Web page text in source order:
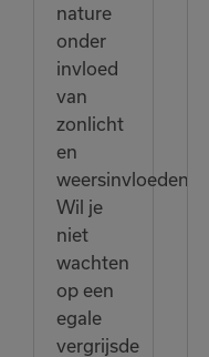
nature
onder
invloed
van
zonlicht
en
weersinvloeden.
Wil je
niet
wachten
op een
egale
vergrijsde